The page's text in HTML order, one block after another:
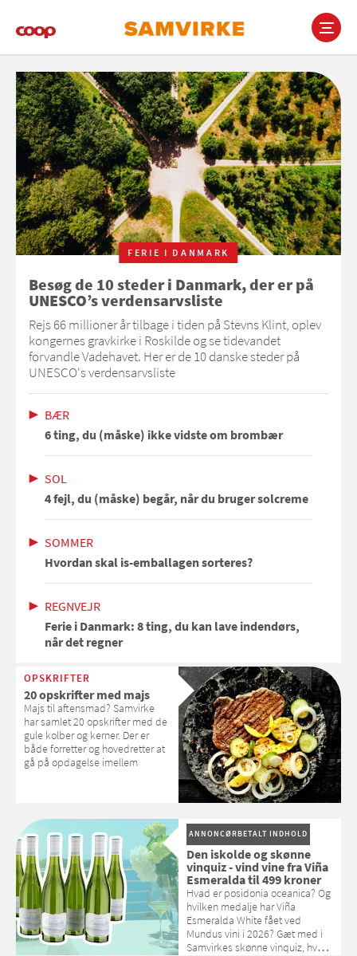
navigation
FERIE I DANMARK
Besøg de 10 steder i Danmark, der er på
UNESCO’s verdensarvsliste
Rejs 66 millioner år tilbage i tiden på Stevns Klint, oplev
kongernes gravkirke i Roskilde og se tidevandet
forvandle Vadehavet. Her er de 10 danske steder på
UNESCO's verdensarvsliste
BÆR
6 ting, du (måske) ikke vidste om brombær
SOL
4 fejl, du (måske) begår, når du bruger solcreme
SOMMER
Hvordan skal is-emballagen sorteres?
REGNVEJR
Ferie i Danmark: 8 ting, du kan lave indendørs,
når det regner
OPSKRIFTER
20 opskrifter med majs
Majs til aftensmad? Samvirke
har samlet 20 opskrifter med de
gule kolber og kerner. Der er
både forretter og hovedretter at
gå på opdagelse imellem
ANNONCØRBETALT INDHOLD
Den iskolde og skønne
vinquiz - vind vine fra Viña
Esmeralda til 499 kroner
Hvad er posidonia oceanica? Og
hvilken medalje har Viña
Esmeralda White fået ved
Mundus vini i 2026? Gæt med i
Samvirkes skønne vinquiz, hvor